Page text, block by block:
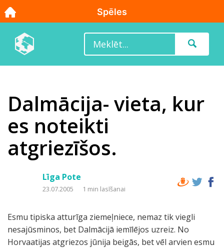
Dalmācija- vieta, kur
es noteikti
atgriezīšos.
Līga Pote
23.07.2005 1 min lasīšanai
Esmu tipiska atturīga ziemeļniece, nemaz tik viegli
nesajūsminos, bet Dalmācijā iemīlējos uzreiz. No
Horvaatijas atgriezos jūnija beigās, bet vēl arvien esmu